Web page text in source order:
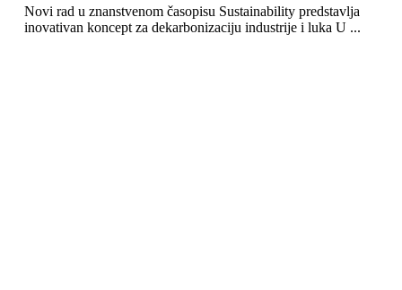
Novi rad u znanstvenom časopisu Sustainability predstavlja
inovativan koncept za dekarbonizaciju industrije i luka U ...